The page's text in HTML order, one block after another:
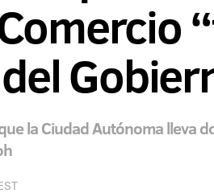
la Ciudad Autónoma lleva